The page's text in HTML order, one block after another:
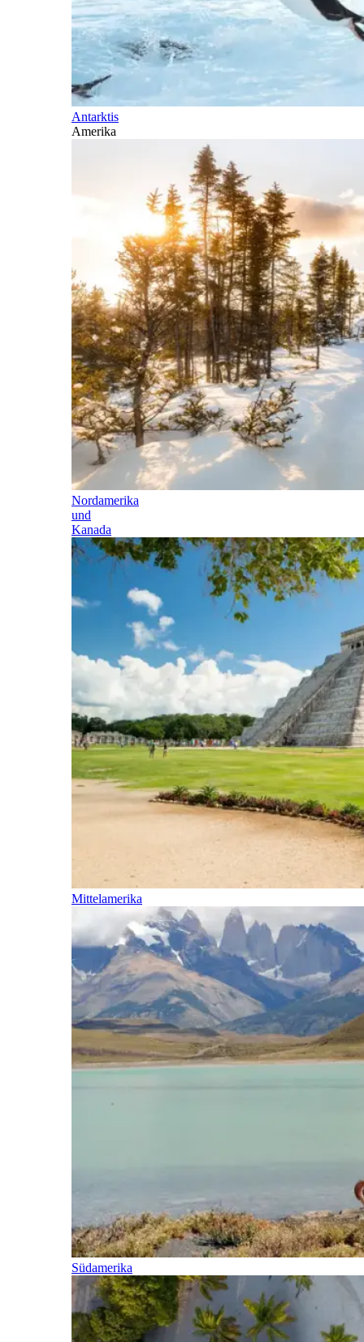
Antarktis
Amerika
Nordamerika
und
Kanada
Mittelamerika
Südamerika